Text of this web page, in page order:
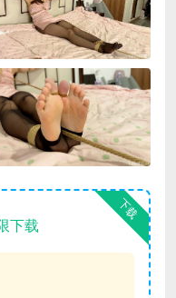
下载
下载